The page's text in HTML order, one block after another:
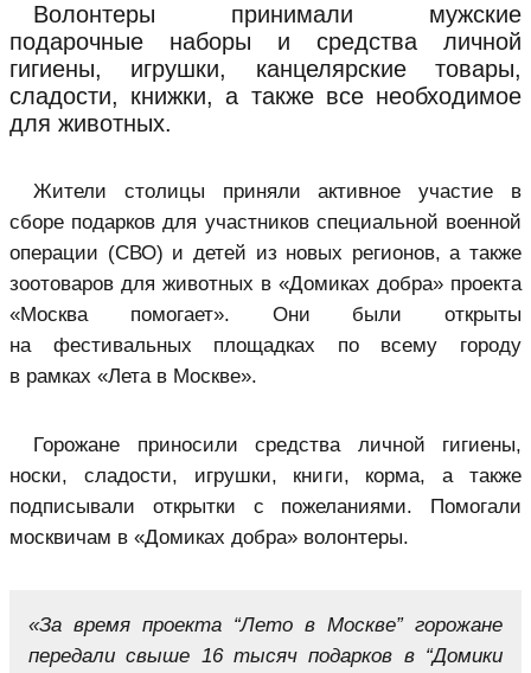
Волонтеры принимали мужские
подарочные наборы и средства личной
гигиены, игрушки, канцелярские товары,
сладости, книжки, а также все необходимое
для животных.
Жители столицы приняли активное участие в
сборе подарков для участников специальной военной
операции (СВО) и детей из новых регионов, а также
зоотоваров для животных в «Домиках добра» проекта
«Москва помогает». Они были открыты
на фестивальных площадках по всему городу
в рамках «Лета в Москве».
Горожане приносили средства личной гигиены,
носки, сладости, игрушки, книги, корма, а также
подписывали открытки с пожеланиями. Помогали
москвичам в «Домиках добра» волонтеры.
«За время проекта “Лето в Москве” горожане
передали свыше 16 тысяч подарков в “Домики